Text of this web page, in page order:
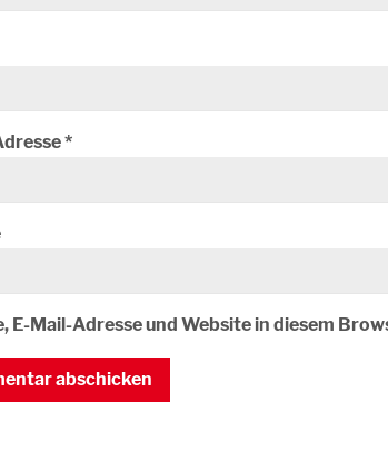
*
E-Mail-Adresse und Website in diesem